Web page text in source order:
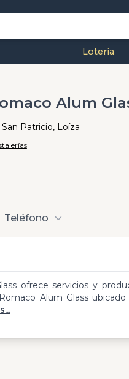
Lotería
Alum
Patricio, Loíza
Teléfono
ofrece servicios y
Alum Glass